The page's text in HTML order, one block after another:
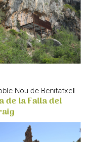
Nou de Benitatxell
de la Falla del